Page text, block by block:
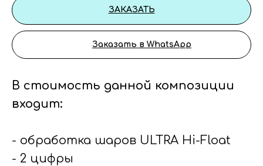
ЗАКАЗАТЬ
Заказать в WhatsApp
В стоимость данной композиции
входит:
- обработка шаров ULTRA Hi-Float
- 2 цифры